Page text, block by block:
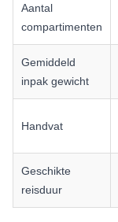
Aantal
compartimenten
Gemiddeld
inpak gewicht
Handvat
Geschikte
reisduur